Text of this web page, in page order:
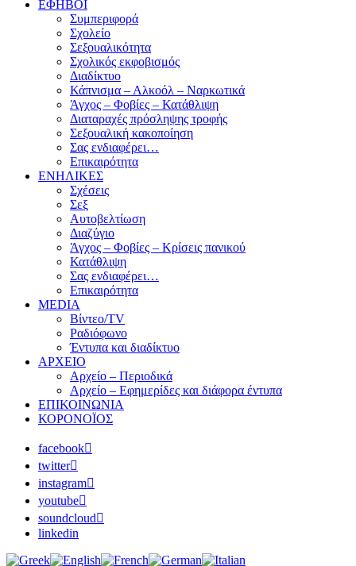
ΕΦΗΒΟΙ
Συμπεριφορά
Σχολείο
Σεξουαλικότητα
Σχολικός εκφοβισμός
Διαδίκτυο
Κάπνισμα – Αλκοόλ – Ναρκωτικά
Άγχος – Φοβίες – Κατάθλιψη
Διαταραχές πρόσληψης τροφής
Σεξουαλική κακοποίηση
Σας ενδιαφέρει…
Επικαιρότητα
ΕΝΗΛΙΚΕΣ
Σχέσεις
Σεξ
Αυτοβελτίωση
Διαζύγιο
Άγχος – Φοβίες – Κρίσεις πανικού
Κατάθλιψη
Σας ενδιαφέρει…
Επικαιρότητα
MEDIA
Βίντεο/TV
Ραδιόφωνο
Έντυπα και διαδίκτυο
ΑΡΧΕΙΟ
Αρχείο – Περιοδικά
Αρχείο – Εφημερίδες και διάφορα έντυπα
ΕΠΙΚΟΙΝΩΝΙΑ
ΚΟΡΟΝΟΪΟΣ
facebook
twitter
instagram
youtube
soundcloud
linkedin